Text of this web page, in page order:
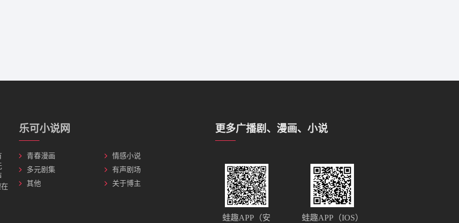
乐可小说网
青春漫画
情感小说
多元剧集
有声剧场
其他
关于博主
更多广播剧、漫画、小说
蛙趣APP（安 蛙趣APP（IOS）